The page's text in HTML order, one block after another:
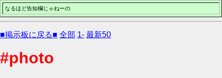
なるほど告知欄じゃねーの
■掲示板に戻る■ 全部 1- 最新50
#photo